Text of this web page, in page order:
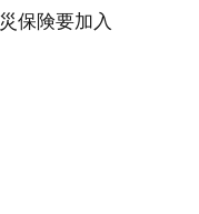
険要加入